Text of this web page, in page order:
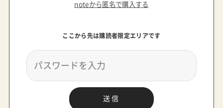
まで）イープリアム生後１ヶ月から22kg（４歳頃ま
オ生後１ヶ月から15kg（３歳頃まで）ガゼルSイー
ガゼルS生後１ヶ月から22kg（４歳頃まで）管理人
パパメリオだけ利用期間が短いのは「軽さ」を追求
しているから。「４歳まで乗っていたら恥ずかしい
よ・・・」を説く人もいるぐらいなので、ここは気に
noteから匿名で購入する
ここから先は購読者限定エリアです
送信